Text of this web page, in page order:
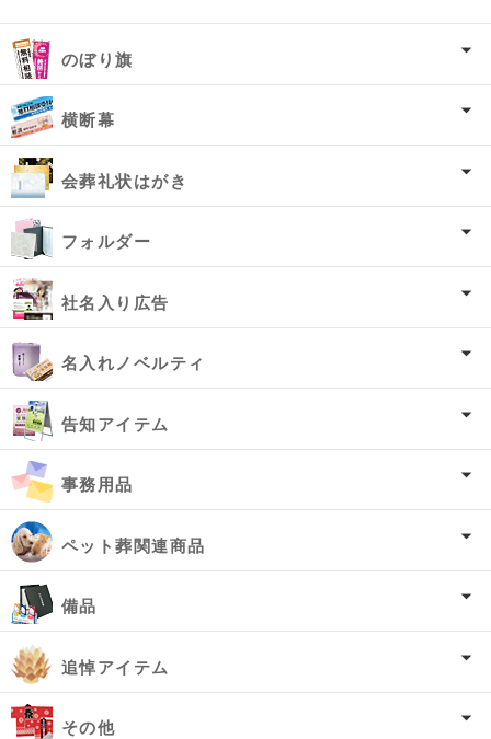
のぼり旗
横断幕
会葬礼状はがき
フォルダー
社名入り広告
名入れノベルティ
告知アイテム
事務用品
ペット葬関連商品
備品
追悼アイテム
その他